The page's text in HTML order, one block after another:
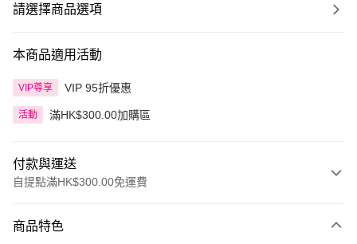
請選擇商品選項
本商品適用活動
VIP尊享 VIP 95折優惠
活動 滿HK$300.00加購區
付款與運送
自提點滿HK$300.00免運費
信用卡
商品特色